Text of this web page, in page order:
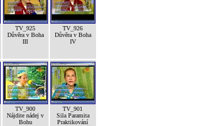
TV_925
Důvěra v Boha
III
TV_926
Důvěra v Boha
IV
TV_900
Nájdite nádej v
Bohu
TV_901
Sila Paramita
Praktikování